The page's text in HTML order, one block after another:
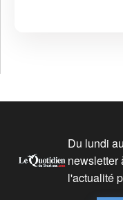
Du lundi
newsletter
l'actualité